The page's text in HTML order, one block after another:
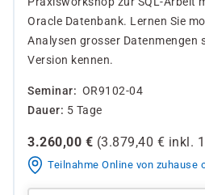
Oracle Datenbank. Lernen Sie
Analysen grosser Datenmengen
Version kennen.
Seminar
OR9102-04
Dauer
5 Tage
3.260,00 € (3.879,40 € inkl.
Teilnahme Online von zuhause